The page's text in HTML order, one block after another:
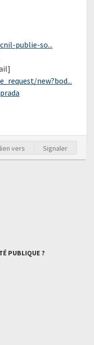
publie-so...
new?bod...
vers Signaler
PUBLIQUE ?